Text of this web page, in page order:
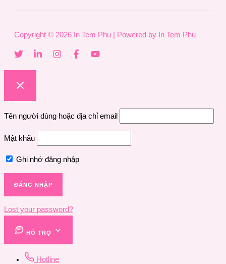
Copyright © 2026 In Tem Phụ | Powered by In Tem Phụ
Tên người dùng hoặc địa chỉ email
Mật khẩu
Ghi nhớ đăng nhập
Lost your password?
HỖ TRỢ
Hotline